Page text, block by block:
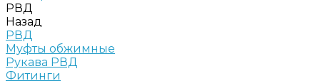
РВД
Назад
РВД
Муфты обжимные
Рукава РВД
Фитинги